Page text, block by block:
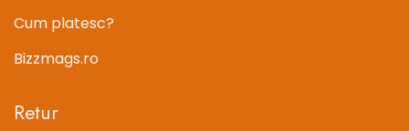
Cum platesc?
Bizzmags.ro
Retur